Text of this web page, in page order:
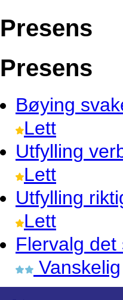
Presens
Presens
Bøying
Lett
Utfylling
Lett
Utfylling
Lett
Flervalg det
Vanskelig